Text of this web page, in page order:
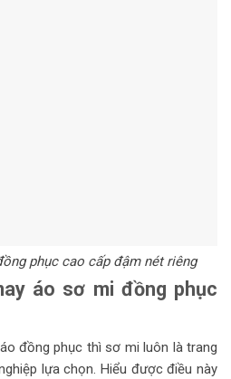
phục cao cấp đậm nét riêng
áo sơ mi đồng phục
đồng phục thì sơ mi luôn là trang
lựa chọn. Hiểu được điều này